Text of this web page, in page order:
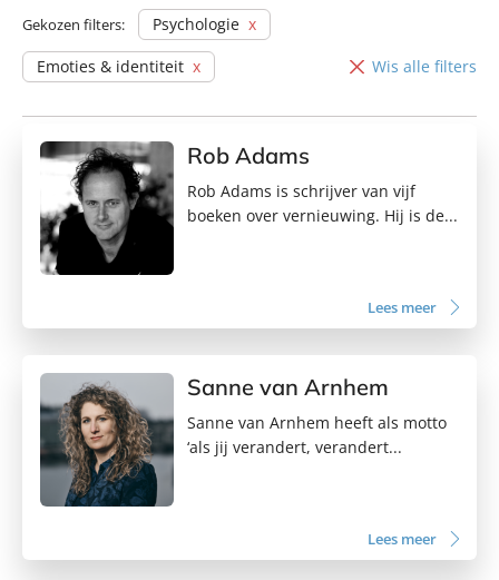
Achternaam (Z-A)
Voornaam (A-Z)
Gekozen filters:
Psychologie
Emoties & identiteit
Wis alle filters
Rob Adams
Rob Adams is schrijver van vijf
boeken over vernieuwing. Hij is de...
Lees meer
Sanne van Arnhem
Sanne van Arnhem heeft als motto
‘als jij verandert, verandert...
Lees meer